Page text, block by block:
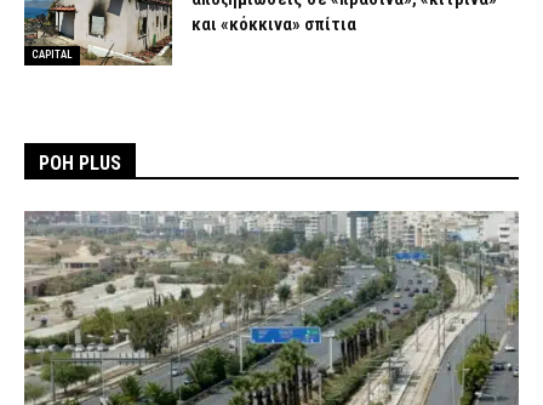
CAPITAL
και «κόκκινα» σπίτια
ΡΟΗ PLUS